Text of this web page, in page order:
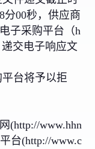
分00秒，供应商
子采购平台（h
递交电子响应文
台将予以拒
(http://www.hhn
台(http://www.c